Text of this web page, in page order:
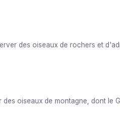
des oiseaux de rochers et
oiseaux de montagne, dont le